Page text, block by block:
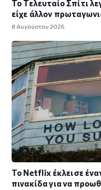
Το Τελευταίο Σπίτι
είχε άλλον
8 Αυγούστου 2026
Το Netflix έκλεισε
πινακίδα για να